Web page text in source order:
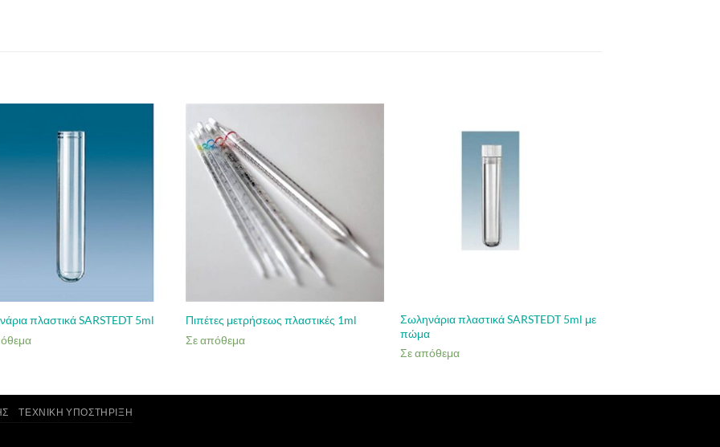
πλαστικά SARSTEDT 5ml
Πιπέτες μετρήσεως πλαστικές 1ml
Σε απόθεμα
Σωληνάρια πλαστικά SARSTEDT 5ml με
πώμα
Σε απόθεμα
ΤΕΧΝΙΚΉ ΥΠΟΣΤΉΡΙΞΗ